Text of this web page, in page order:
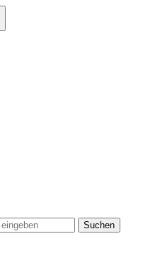
Suchen